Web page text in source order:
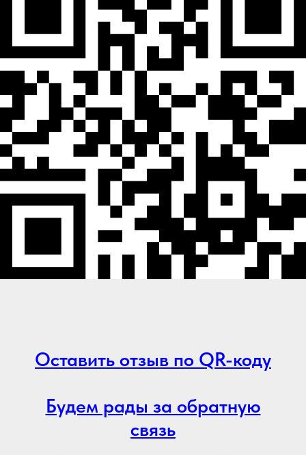
Оставить отзыв по QR-коду
Будем рады за обратную
связь